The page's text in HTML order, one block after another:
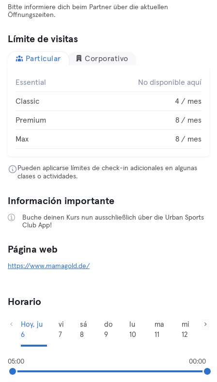
Bitte informiere dich beim Partner über die aktuellen
Öffnungszeiten.
Límite de visitas
Particular Corporativo
Essential No disponible aquí
Classic 4 / mes
Premium 8 / mes
Max 8 / mes
Pueden aplicarse límites de check-in adicionales en algunas
clases o actividades.
Información importante
Buche deinen Kurs nun ausschließlich über die Urban Sports
Club App!
Página web
https://www.mamagold.de/
Horario
Hoy, ju
6
vi
7
sá
8
do
9
lu
10
ma
11
mi
12
05:00 00:00